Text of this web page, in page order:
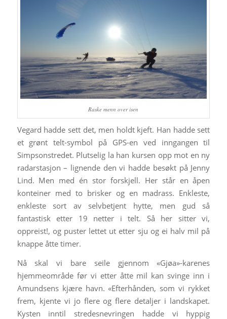
Raske menn over isen
Vegard hadde sett det, men holdt kjeft. Han hadde sett
et grønt telt-symbol på GPS-en ved inngangen til
Simpsonstredet. Plutselig la han kursen opp mot en ny
radarstasjon – lignende den vi hadde besøkt på Jenny
Lind. Men med én stor forskjell. Her står en åpen
konteiner med to brisker og en madrass. Enkleste,
enkleste sort av selvbetjent hytte, men gud så
fantastisk etter 19 netter i telt. Så her sitter vi,
oppreist!, og puster lettet ut etter sju og ei halv mil på
knappe åtte timer.
Nå skal vi bare seile gjennom «Gjøa»-karenes
hjemmeområde før vi etter åtte mil kan svinge inn i
Amundsens kjære havn. «Efterhånden, som vi rykket
frem, kjente vi jo flere og flere detaljer i landskapet.
Kysten inntil stredesnevringen hadde vi hyppig